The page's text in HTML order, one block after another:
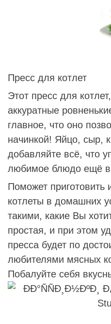
Пресс для котлет
Этот пресс для
аккуратные
главное, что оно
начинкой! Яйцо, сыр,
добавляйте всё, что
любимое блюдо ещё
Поможет приготовить
котлеты в домашних
такими, какие Вы
простая, и при этом
пресса будет по
любителями мясных
Побалуйте себя